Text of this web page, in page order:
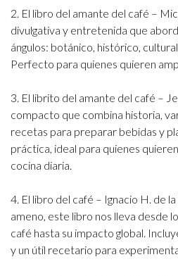
2. El libro del amante del café –
divulgativa y entretenida que
ángulos: botánico, histórico,
Perfecto para quienes quieren
3. El librito del amante del café –
compacto que combina historia,
recetas para preparar bebidas y
práctica, ideal para quienes
cocina diaria.
4. El libro del café – Ignacio H. de
ameno, este libro nos lleva desde
café hasta su impacto global.
y un útil recetario para